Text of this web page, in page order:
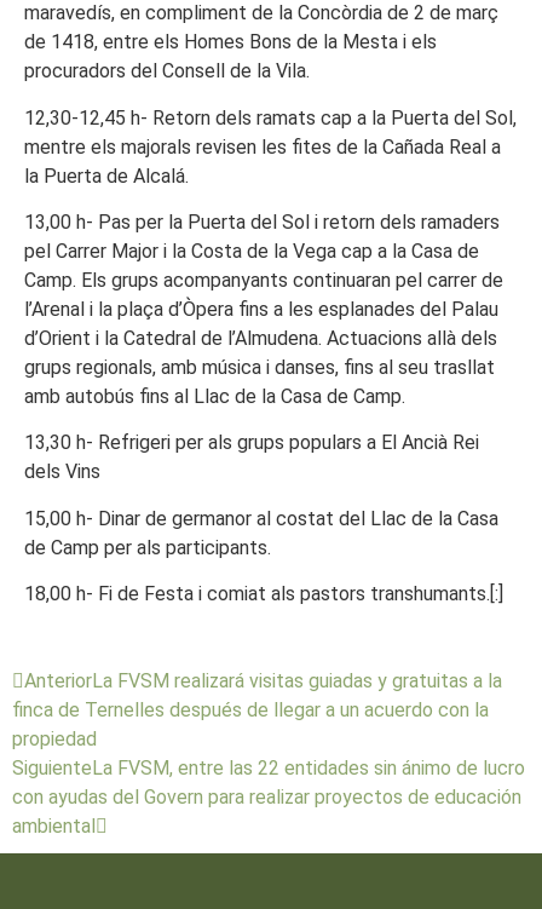
maravedís, en compliment de la Concòrdia de 2 de març
de 1418, entre els Homes Bons de la Mesta i els
procuradors del Consell de la Vila.
12,30-12,45 h- Retorn dels ramats cap a la Puerta del Sol,
mentre els majorals revisen les fites de la Cañada Real a
la Puerta de Alcalá.
13,00 h- Pas per la Puerta del Sol i retorn dels ramaders
pel Carrer Major i la Costa de la Vega cap a la Casa de
Camp. Els grups acompanyants continuaran pel carrer de
l’Arenal i la plaça d’Òpera fins a les esplanades del Palau
d’Orient i la Catedral de l’Almudena. Actuacions allà dels
grups regionals, amb música i danses, fins al seu trasllat
amb autobús fins al Llac de la Casa de Camp.
13,30 h- Refrigeri per als grups populars a El Ancià Rei
dels Vins
15,00 h- Dinar de germanor al costat del Llac de la Casa
de Camp per als participants.
18,00 h- Fi de Festa i comiat als pastors transhumants.[:]
AnteriorLa FVSM realizará visitas guiadas y gratuitas a la
finca de Ternelles después de llegar a un acuerdo con la
propiedad
SiguienteLa FVSM, entre las 22 entidades sin ánimo de lucro
con ayudas del Govern para realizar proyectos de educación
ambiental